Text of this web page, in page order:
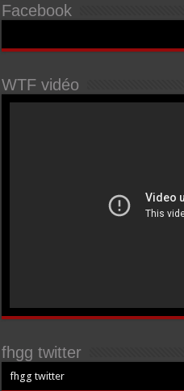
Facebook
WTF vidéo
fhgg twitter
fhgg twitter